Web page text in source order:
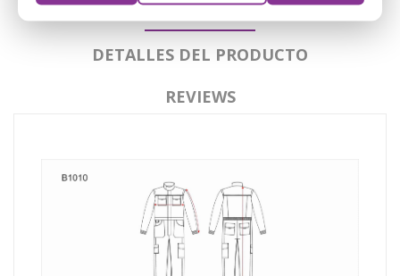
DESCRIPCIÓN
DETALLES DEL PRODUCTO
REVIEWS